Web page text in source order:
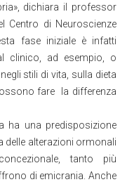
dichiara il professor
Centro di Neuroscienze
fase iniziale è infatti
clinico, ad esempio, o
stili di vita, sulla dieta
fare la differenza
ha una predisposizione
delle alterazioni ormonali
tanto più
di emicrania. Anche